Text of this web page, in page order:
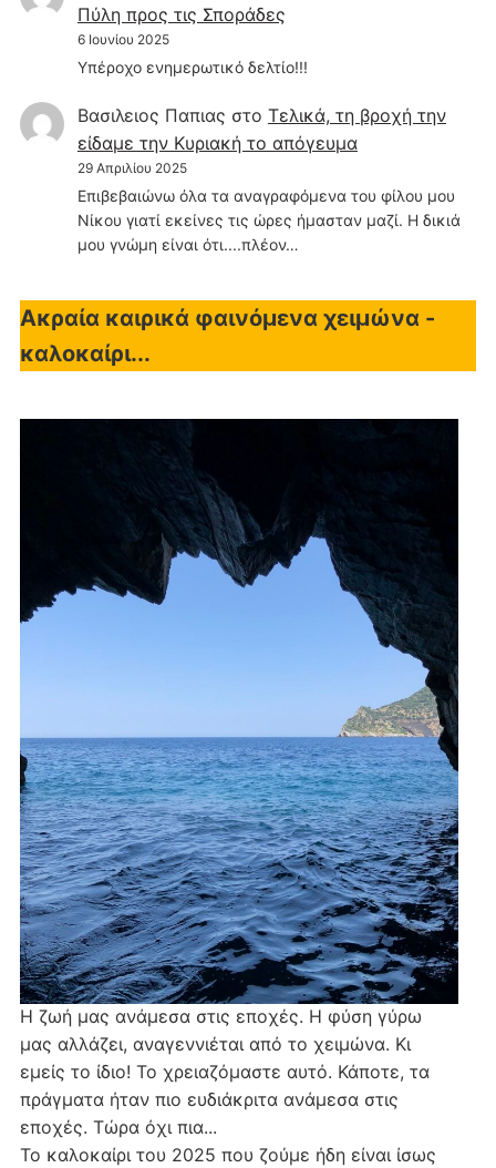
Πύλη προς τις Σποράδες
6 Ιουνίου 2025
Υπέροχο ενημερωτικό δελτίο!!!
Βασιλειος Παπιας στο Τελικά, τη βροχή την
είδαμε την Κυριακή το απόγευμα
29 Απριλίου 2025
Επιβεβαιώνω όλα τα αναγραφόμενα του φίλου μου
Νίκου γιατί εκείνες τις ώρες ήμασταν μαζί. Η δικιά
μου γνώμη είναι ότι....πλέον…
Ακραία καιρικά φαινόμενα χειμώνα -
καλοκαίρι...
Η ζωή μας ανάμεσα στις εποχές. Η φύση γύρω
μας αλλάζει, αναγεννιέται από το χειμώνα. Κι
εμείς το ίδιο! Το χρειαζόμαστε αυτό. Κάποτε, τα
πράγματα ήταν πιο ευδιάκριτα ανάμεσα στις
εποχές. Τώρα όχι πια...
Το καλοκαίρι του 2025 που ζούμε ήδη είναι ίσως